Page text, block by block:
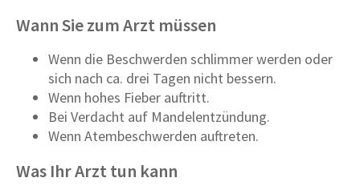
Wann Sie zum Arzt müssen
Wenn die Beschwerden schlimmer werden oder
sich nach ca. drei Tagen nicht bessern.
Wenn hohes Fieber auftritt.
Bei Verdacht auf Mandelentzündung.
Wenn Atembeschwerden auftreten.
Was Ihr Arzt tun kann